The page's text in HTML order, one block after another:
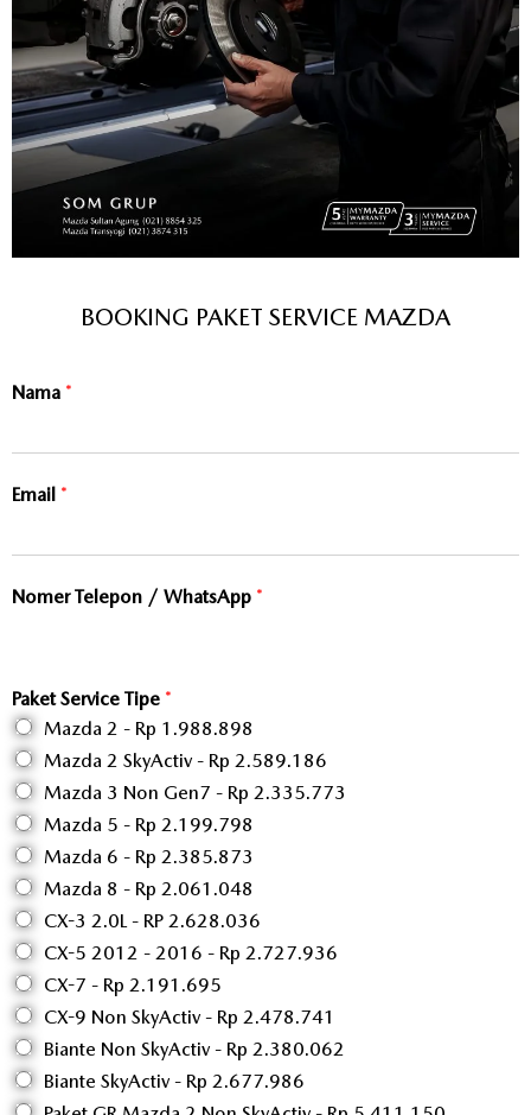
BOOKING PAKET SERVICE MAZDA
Nama *
Email *
Nomer Telepon / WhatsApp *
Paket Service Tipe *
Mazda 2 - Rp 1.988.898
Mazda 2 SkyActiv - Rp 2.589.186
Mazda 3 Non Gen7 - Rp 2.335.773
Mazda 5 - Rp 2.199.798
Mazda 6 - Rp 2.385.873
Mazda 8 - Rp 2.061.048
CX-3 2.0L - RP 2.628.036
CX-5 2012 - 2016 - Rp 2.727.936
CX-7 - Rp 2.191.695
CX-9 Non SkyActiv - Rp 2.478.741
Biante Non SkyActiv - Rp 2.380.062
Biante SkyActiv - Rp 2.677.986